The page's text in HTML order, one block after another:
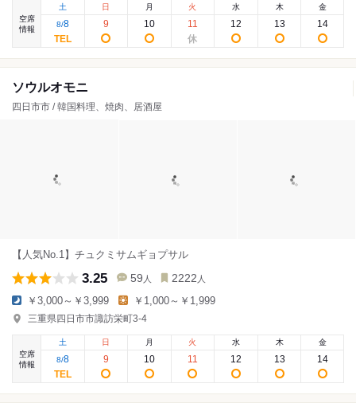
空席
情報
土
8/8
日
9
月
10
火
11
水
12
木
13
金
14
ソウルオモニ
四日市市 / 韓国料理、焼肉、居酒屋
【人気No.1】チュクミサムギョプサル
3.25 59 人 2222 人
￥3,000～￥3,999 ￥1,000～￥1,999
三重県四日市市諏訪栄町3-4
空席
情報
土
8/8
日
9
月
10
火
11
水
12
木
13
金
14